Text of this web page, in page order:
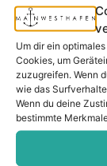
Um dir ein
Cookies, um
zuzugreifen. Wenn
wie das
Wenn du deine
bestimmte
Ihr
aus der
– seit 2017.